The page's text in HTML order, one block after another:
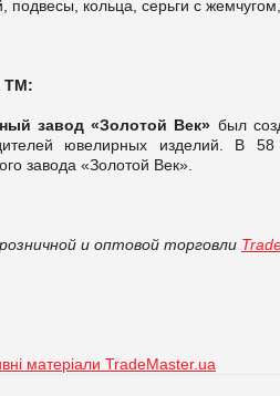
подвесы, кольца, серьги с
ТМ:
завод «Золотой Век» был
ювелирных изделий. В
завода «Золотой Век».
и оптовой торговли
матеріали TradeMaster.ua